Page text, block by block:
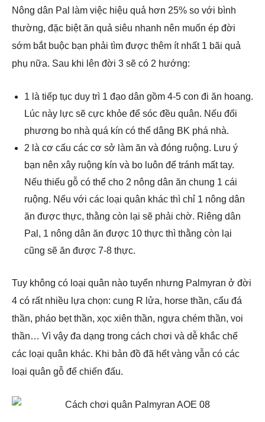
Nông dân Pal làm việc hiệu quả hơn 25% so với bình
thường, đặc biệt ăn quả siêu nhanh nên muốn ép đời
sớm bắt buộc bạn phải tìm được thêm ít nhất 1 bãi quả
phụ nữa. Sau khi lên đời 3 sẽ có 2 hướng:
1 là tiếp tục duy trì 1 đạo dân gồm 4-5 con đi ăn hoang.
Lúc này lực sẽ cực khỏe để sóc đều quân. Nếu đối
phương bo nhà quá kín có thể dâng BK phá nhà.
2 là cơ cấu các cơ sở làm ăn và đóng ruộng. Lưu ý
bạn nên xây ruộng kín và bo luôn để tránh mất tay.
Nếu thiếu gỗ có thể cho 2 nông dân ăn chung 1 cái
ruộng. Nếu với các loại quân khác thì chỉ 1 nông dân
ăn được thực, thằng còn lại sẽ phải chờ. Riêng dân
Pal, 1 nông dân ăn được 10 thực thì thằng còn lại
cũng sẽ ăn được 7-8 thực.
Tuy không có loại quân nào tuyển nhưng Palmyran ở đời
4 có rất nhiều lựa chọn: cung R lửa, horse thần, cẩu đá
thần, pháo bẹt thần, xọc xiên thần, ngựa chém thần, voi
thần… Vì vậy đa dạng trong cách chơi và dễ khắc chế
các loại quân khác. Khi bản đồ đã hết vàng vẫn có các
loại quân gỗ để chiến đấu.